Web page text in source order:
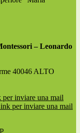
– Leonardo
40046 ALTO
inviare una mail
per inviare una mail